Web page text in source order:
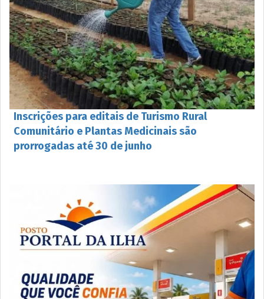
Inscrições para editais de Turismo Rural
Comunitário e Plantas Medicinais são
prorrogadas até 30 de junho